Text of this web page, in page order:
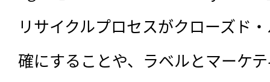
リサイクルプロセスがクローズド
確にすることや、ラベルとマーケ